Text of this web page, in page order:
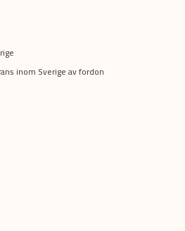
inom Sverige av fordon